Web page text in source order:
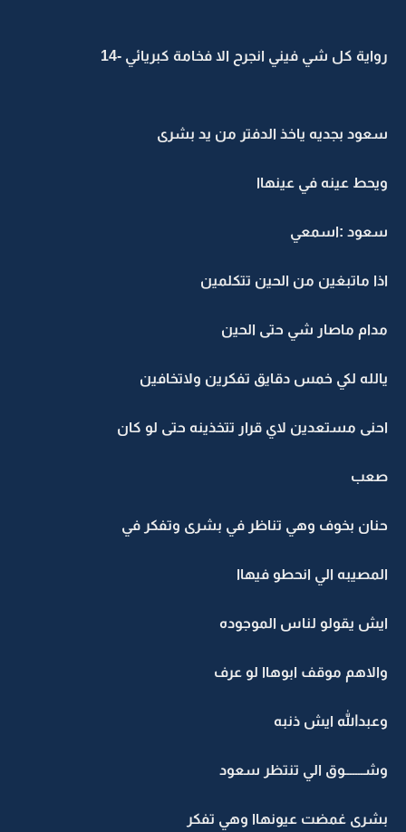
رواية كل شي فيني انجرح الا فخامة كبريائي -14
سعود بجديه ياخذ الدفتر من يد بشرى
ويحط عينه في عينهاا
سعود :اسمعي
اذا ماتبغين من الحين تتكلمين
مدام ماصار شي حتى الحين
يالله لكي خمس دقايق تفكرين ولاتخافين
احنى مستعدين لاي قرار تتخذينه حتى لو كان
صعب
حنان بخوف وهي تناظر في بشرى وتفكر في
المصيبه الي انحطو فيهاا
ايش يقولو لناس الموجوده
والاهم موقف ابوهاا لو عرف
وعبدالله ايش ذنبه
وشـــــــوق الي تنتظر سعود
بشرى غمضت عيونهاا وهي تفكر